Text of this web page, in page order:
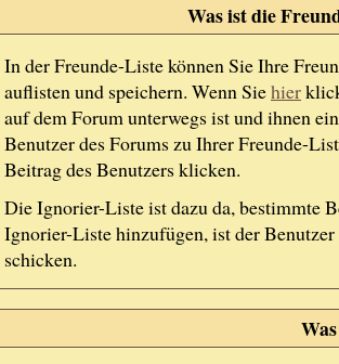
Was ist die
In der Freunde-Liste können Sie Ihre
auflisten und speichern. Wenn Siehier
auf dem Forum unterwegs ist und ihnen
Benutzer des Forums zu Ihrer Freunde-
Beitrag des Benutzers klicken.
Die Ignorier-Liste ist dazu da, bestimmte
Ignorier-Liste hinzufügen, ist der
schicken.